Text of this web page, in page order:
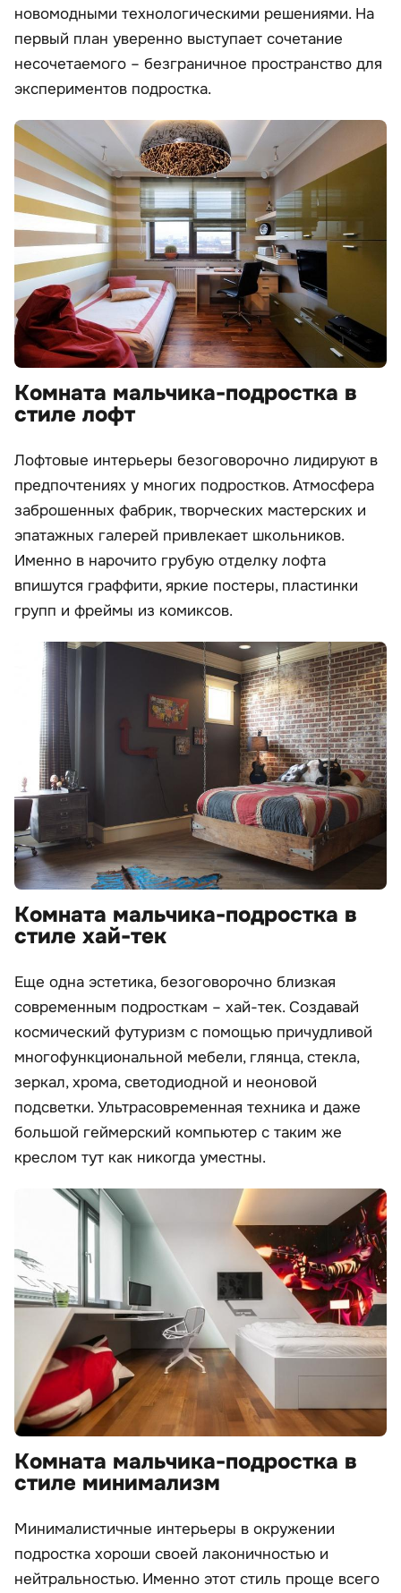
новомодными технологическими решениями. На
первый план уверенно выступает сочетание
несочетаемого – безграничное пространство для
экспериментов подростка.
Комната мальчика-подростка в
стиле лофт
Лофтовые интерьеры безоговорочно лидируют в
предпочтениях у многих подростков. Атмосфера
заброшенных фабрик, творческих мастерских и
эпатажных галерей привлекает школьников.
Именно в нарочито грубую отделку лофта
впишутся граффити, яркие постеры, пластинки
групп и фреймы из комиксов.
Комната мальчика-подростка в
стиле хай-тек
Еще одна эстетика, безоговорочно близкая
современным подросткам – хай-тек. Создавай
космический футуризм с помощью причудливой
многофункциональной мебели, глянца, стекла,
зеркал, хрома, светодиодной и неоновой
подсветки. Ультрасовременная техника и даже
большой геймерский компьютер с таким же
креслом тут как никогда уместны.
Комната мальчика-подростка в
стиле минимализм
Минималистичные интерьеры в окружении
подростка хороши своей лаконичностью и
нейтральностью. Именно этот стиль проще всего